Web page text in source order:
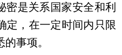
是关系国家安全和利
定，在一定时间内只限
事项。